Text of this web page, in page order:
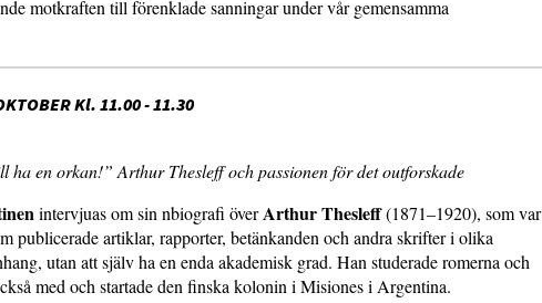
motkraften till förenklade sanningar under vår gemensamma
Kl. 11.00 - 11.30
ha en orkan!” Arthur Thesleff och passionen för det outforskade
intervjuas om sin nbiografi överArthur Thesleff(1871–1920), som var
publicerade artiklar, rapporter, betänkanden och andra skrifter i olika
utan att själv ha en enda akademisk grad. Han studerade romerna och
med och startade den finska kolonin i Misiones i Argentina.